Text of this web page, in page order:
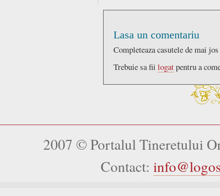
Lasa un comentariu
Completeaza casutele de mai
Trebuie sa fii logatpentru a
2007 © Portalul Tineretului
Contact: